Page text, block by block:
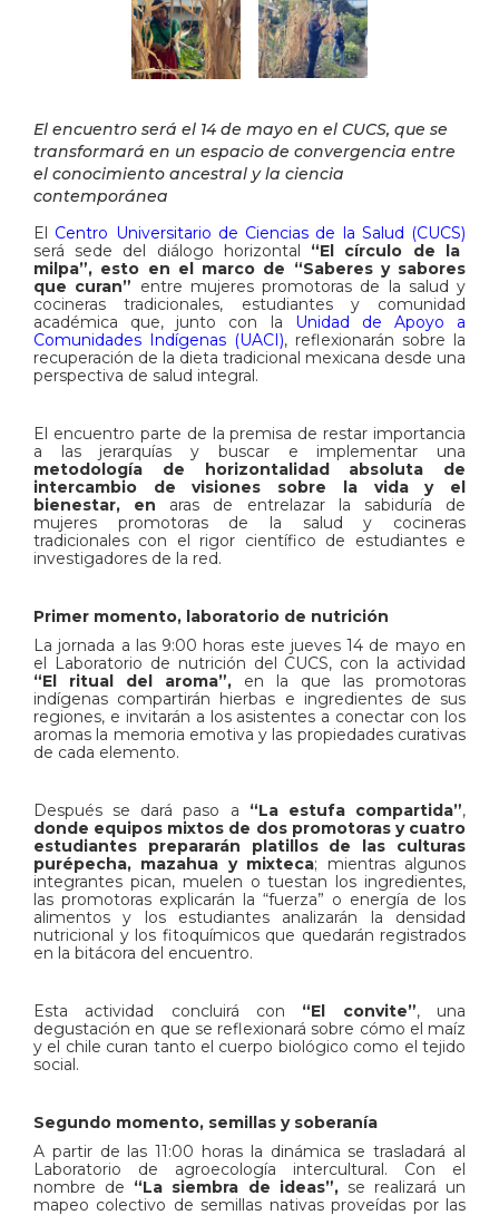
El encuentro será el 14 de mayo en el CUCS, que se
transformará en un espacio de convergencia entre
el conocimiento ancestral y la ciencia
contemporánea
El Centro Universitario de Ciencias de la Salud (CUCS)
será sede del diálogo horizontal “El círculo de la
milpa”, esto en el marco de “Saberes y sabores
que curan” entre mujeres promotoras de la salud y
cocineras tradicionales, estudiantes y comunidad
académica que, junto con la Unidad de Apoyo a
Comunidades Indígenas (UACI), reflexionarán sobre la
recuperación de la dieta tradicional mexicana desde una
perspectiva de salud integral.
​El encuentro parte de la premisa de restar importancia
a las jerarquías y buscar e implementar una
metodología de horizontalidad absoluta de
intercambio de visiones sobre la vida y el
bienestar, en aras de entrelazar la sabiduría de
mujeres promotoras de la salud y cocineras
tradicionales con el rigor científico de estudiantes e
investigadores de la red.
​Primer momento, laboratorio de nutrición
​La jornada a las 9:00 horas este jueves 14 de mayo en
el Laboratorio de nutrición del CUCS, con la actividad
“El ritual del aroma”, en la que las promotoras
indígenas compartirán hierbas e ingredientes de sus
regiones, e invitarán a los asistentes a conectar con los
aromas la memoria emotiva y las propiedades curativas
de cada elemento.
​Después se dará paso a “La estufa compartida”,
donde equipos mixtos de dos promotoras y cuatro
estudiantes prepararán platillos de las culturas
purépecha, mazahua y mixteca; mientras algunos
integrantes pican, muelen o tuestan los ingredientes,
las promotoras explicarán la “fuerza” o energía de los
alimentos y los estudiantes analizarán la densidad
nutricional y los fitoquímicos que quedarán registrados
en la bitácora del encuentro.
Esta actividad concluirá con “El convite”, una
degustación en que se reflexionará sobre cómo el maíz
y el chile curan tanto el cuerpo biológico como el tejido
social.
​Segundo momento, semillas y soberanía
​A partir de las 11:00 horas la dinámica se trasladará al
Laboratorio de agroecología intercultural. Con el
nombre de “La siembra de ideas”,se realizará un
mapeo colectivo de semillas nativas proveídas por las